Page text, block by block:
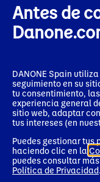
Antes de
DANONE Spain
seguimiento en su
tu consentimiento,
experiencia general
sitio web, adaptar
tus intereses (en
Puedes gestionar tus
haciendo clic en la
puedes consultar
Política de Privacidad.
Líder en el
inmunitario
demuestran la eficacia
estos, 60 son estudios
en diferentes etapas de
A diferencia de otras
partir de un proceso de
permite que su L. casei
millones.